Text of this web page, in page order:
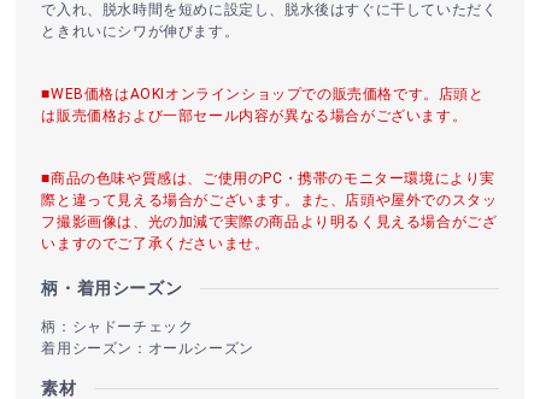
で入れ、脱水時間を短めに設定し、脱水後はすぐに干していただく
ときれいにシワが伸びます。
■WEB価格はAOKIオンラインショップでの販売価格です。店頭と
は販売価格および一部セール内容が異なる場合がございます。
■商品の色味や質感は、ご使用のPC・携帯のモニター環境により実
際と違って見える場合がございます。また、店頭や屋外でのスタッ
フ撮影画像は、光の加減で実際の商品より明るく見える場合がござ
いますのでご了承くださいませ。
柄・着用シーズン
柄：シャドーチェック
着用シーズン：オールシーズン
素材